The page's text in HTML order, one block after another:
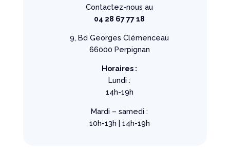
Contactez-nous au
04 28 67 77 18
9, Bd Georges Clémenceau
66000 Perpignan
Horaires :
Lundi :
14h-19h
Mardi – samedi :
10h-13h | 14h-19h